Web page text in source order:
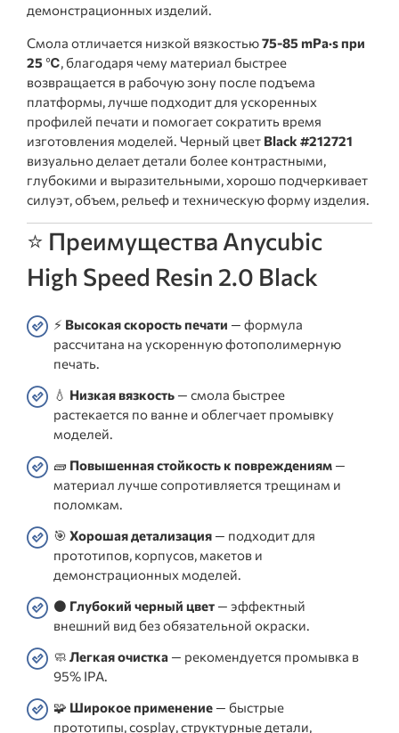
демонстрационных изделий.
Смола отличается низкой вязкостью75-85 mPa·s при
25 ℃, благодаря чему материал быстрее
возвращается в рабочую зону после подъема
платформы, лучше подходит для ускоренных
профилей печати и помогает сократить время
изготовления моделей. Черный цвет Black #212721
визуально делает детали более контрастными,
глубокими и выразительными, хорошо подчеркивает
силуэт, объем, рельеф и техническую форму изделия.
⭐ Преимущества Anycubic
High Speed Resin 2.0 Black
⚡ Высокая скорость печати — формула
рассчитана на ускоренную фотополимерную
печать.
💧 Низкая вязкость — смола быстрее
растекается по ванне и облегчает промывку
моделей.
🧱 Повышенная стойкость к повреждениям —
материал лучше сопротивляется трещинам и
поломкам.
🎯 Хорошая детализация — подходит для
прототипов, корпусов, макетов и
демонстрационных моделей.
⚫ Глубокий черный цвет — эффектный
внешний вид без обязательной окраски.
🧼 Легкая очистка — рекомендуется промывка в
95% IPA.
🧩 Широкое применение — быстрые
прототипы, cosplay, структурные детали,